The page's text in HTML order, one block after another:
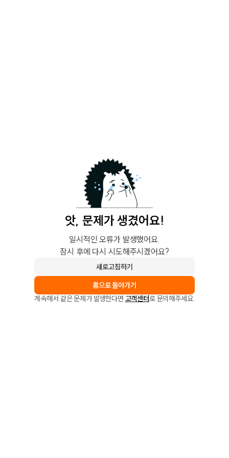
앗, 문제가 생겼어요!
일시적인 오류가 발생했어요.
잠시 후에 다시 시도해주시겠어요?
새로고침하기
홈으로 돌아가기
계속해서 같은 문제가 발생한다면 고객센터로 문의해주세요.